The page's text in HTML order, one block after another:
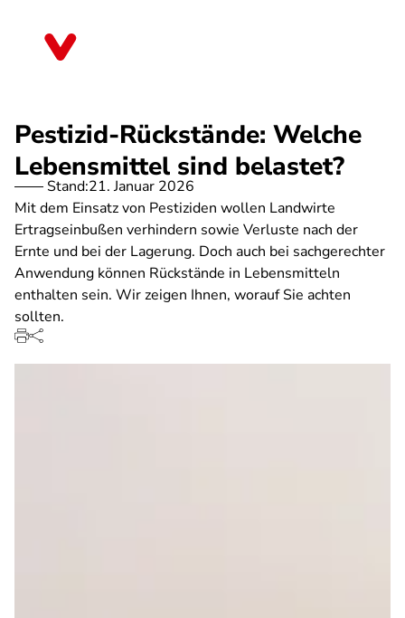
Pestizid-Rückstände: Welche
Lebensmittel sind belastet?
Stand:21. Januar 2026
Mit dem Einsatz von Pestiziden wollen Landwirte
Ertragseinbußen verhindern sowie Verluste nach der
Ernte und bei der Lagerung. Doch auch bei sachgerechter
Anwendung können Rückstände in Lebensmitteln
enthalten sein. Wir zeigen Ihnen, worauf Sie achten
sollten.